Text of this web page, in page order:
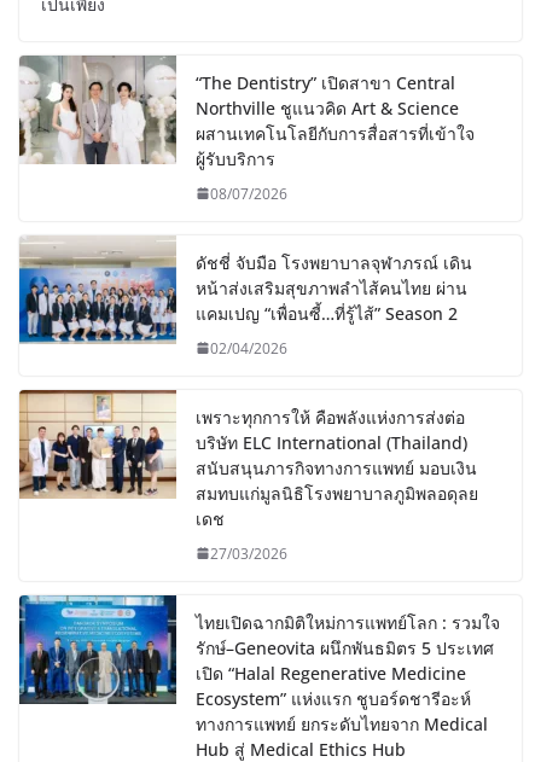
“The Dentistry” เปิดสาขา Central
Northville ชูแนวคิด Art & Science
ผสานเทคโนโลยีกับการสื่อสารที่เข้าใจ
ผู้รับบริการ
08/07/2026
ดัชชี่ จับมือ โรงพยาบาลจุฬาภรณ์ เดิน
หน้าส่งเสริมสุขภาพลำไส้คนไทย ผ่าน
แคมเปญ “เพื่อนซี้…ที่รู้ไส้” Season 2
02/04/2026
เพราะทุกการให้ คือพลังแห่งการส่งต่อ
บริษัท ELC International (Thailand)
สนับสนุนภารกิจทางการแพทย์ มอบเงิน
สมทบแก่มูลนิธิโรงพยาบาลภูมิพลอดุลย
เดช
27/03/2026
ไทยเปิดฉากมิติใหม่การแพทย์โลก : รวมใจ
รักษ์–Geneovita ผนึกพันธมิตร 5 ประเทศ
เปิด “Halal Regenerative Medicine
Ecosystem” แห่งแรก ชูบอร์ดชารีอะห์
ทางการแพทย์ ยกระดับไทยจาก Medical
Hub สู่ Medical Ethics Hub